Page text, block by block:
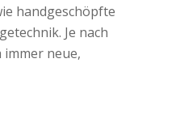
handgeschöpfte
Je nach
neue,